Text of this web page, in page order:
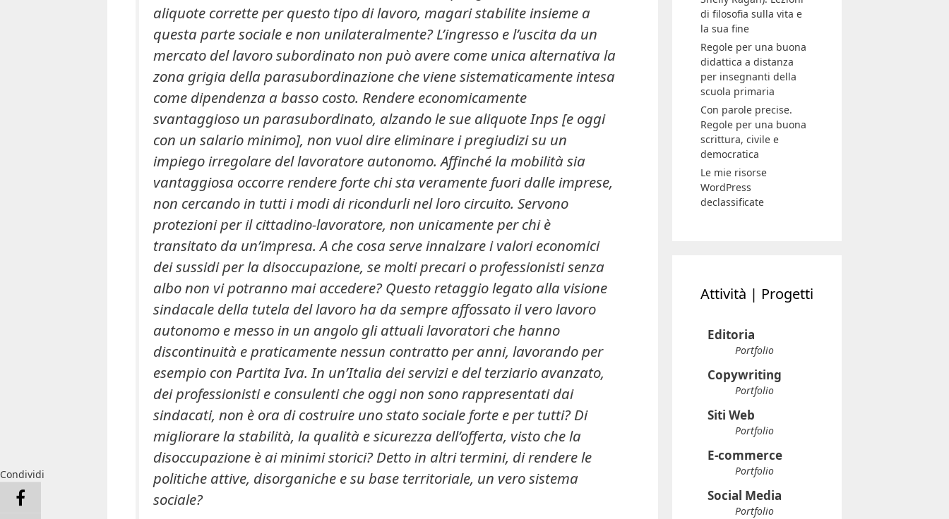
aliquote corrette per questo tipo di lavoro, magari stabilite insieme a
questa parte sociale e non unilateralmente?L’ingresso e l’uscita da un
mercato del lavoro subordinato non può avere come unica alternativa la
zona grigia della parasubordinazione che viene sistematicamente intesa
come dipendenza a basso costo. Rendere economicamente
svantaggioso un parasubordinato, alzando le sue aliquote Inps [e oggi
con un salario minimo], non vuol dire eliminare i pregiudizi su un
impiego irregolare del lavoratore autonomo.Affinché la mobilità sia
vantaggiosa occorre rendere forte chi sta veramente fuori dalle imprese,
non cercando in tutti i modi di ricondurli nel loro circuito. Servono
protezioni per il cittadino-lavoratore, non unicamente per chi è
transitato da un’impresa. A che cosa serve innalzare i valori economici
dei sussidi per la disoccupazione, se molti precari o professionisti senza
albo non vi potranno mai accedere? Questo retaggio legato alla visione
sindacale della tutela del lavoro ha da sempre affossato il vero lavoro
autonomo e messo in un angolo gli attuali lavoratori che hanno
discontinuità e praticamente nessun contratto per anni, lavorando per
esempio con Partita Iva. In un’Italia dei servizi e del terziario avanzato,
dei professionisti e consulenti che oggi non sono rappresentati dai
sindacati, non è ora di costruire uno stato sociale forte e per tutti? Di
migliorare la stabilità, la qualità e sicurezza dell’offerta, visto che la
disoccupazione è ai minimi storici? Detto in altri termini, di rendere le
politiche attive, disorganiche e su base territoriale, un vero sistema
sociale?
di filosofia sulla vita e
la sua fine
Regole per una buona
didattica a distanza
per insegnanti della
scuola primaria
Con parole precise.
Regole per una buona
scrittura, civile e
democratica
Le mie risorse
WordPress
declassificate
Attività | Progetti
Editoria
Portfolio
Copywriting
Portfolio
Siti Web
Portfolio
E-commerce
Portfolio
Social Media
Portfolio
Condividi